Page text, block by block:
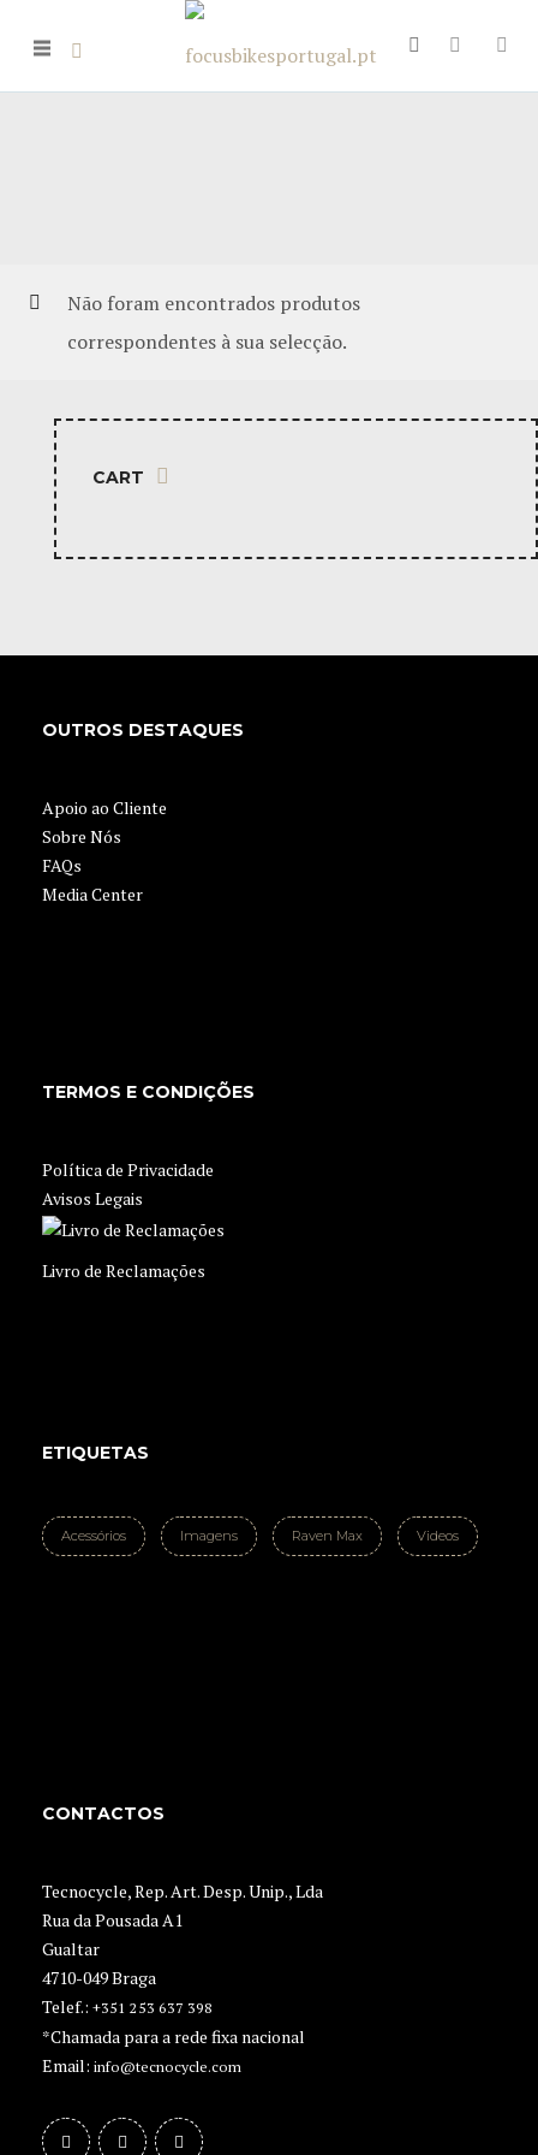
Não foram encontrados produtos
correspondentes à sua selecção.
CART
OUTROS DESTAQUES
Apoio ao Cliente
Sobre Nós
FAQs
Media Center
TERMOS E CONDIÇÕES
Política de Privacidade
Avisos Legais
Livro de Reclamações
ETIQUETAS
Acessórios Imagens Raven Max Videos
CONTACTOS
Tecnocycle, Rep. Art. Desp. Unip., Lda
Rua da Pousada A1
Gualtar
4710-049 Braga
Telef.: +351 253 637 398
*Chamada para a rede fixa nacional
Email: info@tecnocycle.com